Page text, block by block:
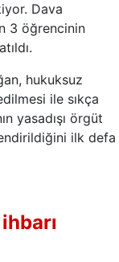
Dava
3 öğrencinin
hukuksuz
ile sıkça
yasadışı örgüt
ilk defa